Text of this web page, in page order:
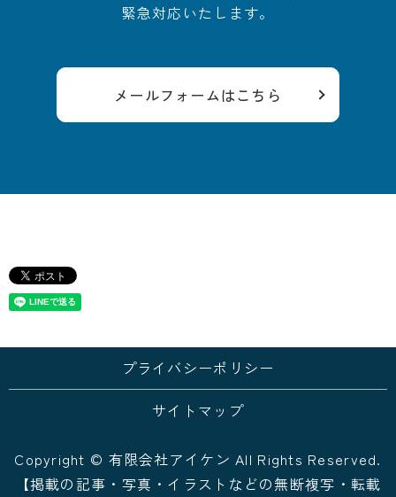
緊急対応いたします。
メールフォームはこちら
プライバシーポリシー
サイトマップ
Copyright © 有限会社アイケン All Rights Reserved.
【掲載の記事・写真・イラストなどの無断複写・転載